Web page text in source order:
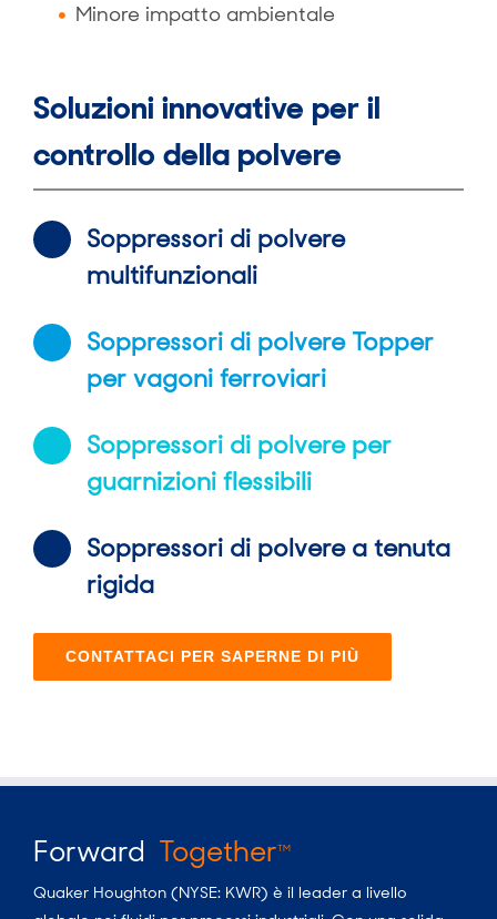
Minore impatto ambientale
Soluzioni innovative per il
controllo della polvere
Soppressori di polvere
multifunzionali
Soppressori di polvere Topper
per vagoni ferroviari
Soppressori di polvere per
guarnizioni flessibili
Soppressori di polvere a tenuta
rigida
CONTATTACI PER SAPERNE DI PIÙ
Forward TogetherTM
Quaker Houghton (NYSE: KWR) è il leader a livello